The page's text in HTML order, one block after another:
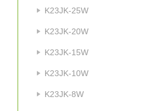
K23JK-25W
K23JK-20W
K23JK-15W
K23JK-10W
K23JK-8W